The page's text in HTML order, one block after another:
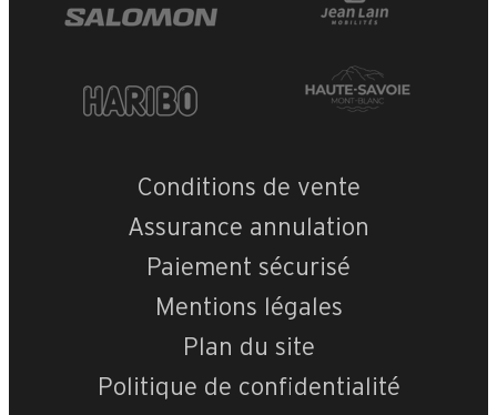
Conditions de vente
Assurance annulation
Paiement sécurisé
Mentions légales
Plan du site
Politique de confidentialité